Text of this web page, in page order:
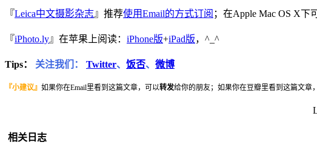
『Leica中文摄影杂志』推荐使用Email的方式订阅 ；在Apple Mac OS X下
『iPhoto.ly』在苹果上阅读： iPhone版+iPad版，^_^
Tips： 关注我们： Twitter、 饭否、 微博
『小建议』 如果你在Email里看到这篇文章，可以转发给你的朋友；如果你在豆瓣里看到这篇文章
相关日志